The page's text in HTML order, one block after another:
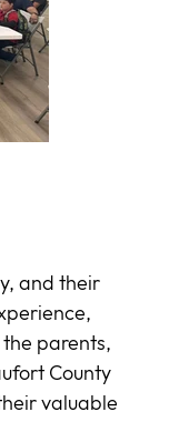
and their
parents,
County
valuable